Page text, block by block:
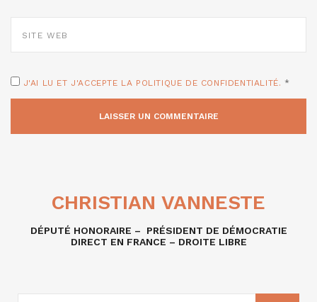
WEB
J'AI LU ET J'ACCEPTE LA POLITIQUE DE CONFIDENTIALITÉ. *
CHRISTIAN VANNESTE
DÉPUTÉ HONORAIRE – PRÉSIDENT DE DÉMOCRATIE
DIRECT EN FRANCE – DROITE LIBRE